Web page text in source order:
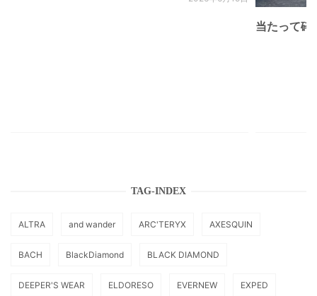
当たって砕
TAG-INDEX
ALTRA and wander ARC'TERYX AXESQUIN
BACH BlackDiamond BLACK DIAMOND
DEEPER'S WEAR ELDORESO EVERNEW EXPED